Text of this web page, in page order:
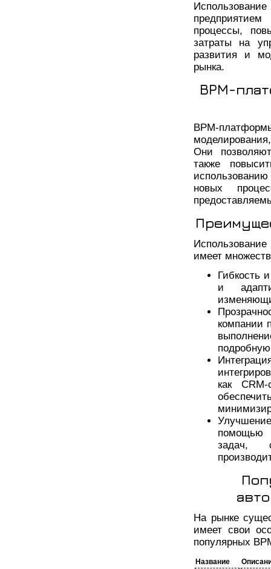
процессы,
затраты на
развития и
рынка.
BPM-
BPM-
Они
также
новых
имеет
Гибкость
и
компании
как
помощью
задач,
На рынке
имеет свои
популярных
Название